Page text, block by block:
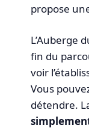
propose
L’Auberge
fin du
voir
Vous
détendre.